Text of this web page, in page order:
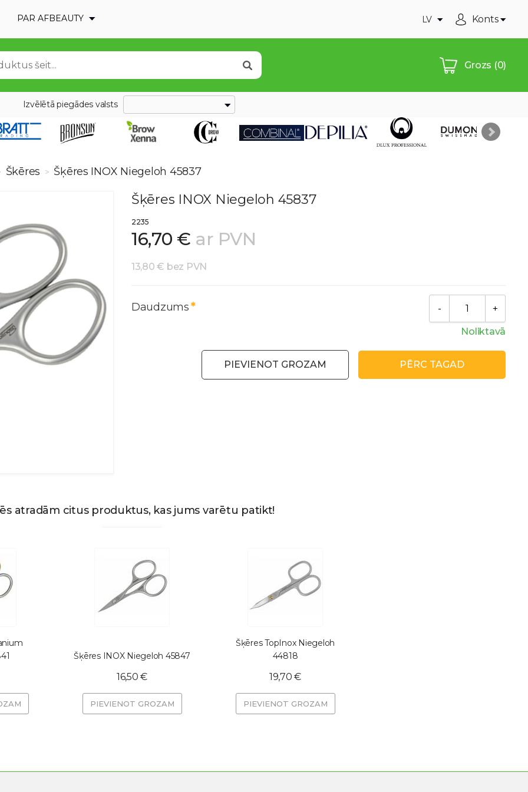
PAR AFBEAUTY LV Konts
Grozs (0)
Izvēlētā piegādes valsts
Škēres > Šķēres INOX Niegeloh 45837
Šķēres INOX Niegeloh 45837
2235
16,70 € ar PVN
13,80 € bez PVN
Daudzums
Noliktavā
PIEVIENOT GROZAM PĒRC TAGAD
atradām citus produktus, kas jums varētu patikt!
Šķēres INOX Niegeloh 45847
16,50 €
PIEVIENOT GROZAM
Šķēres TopInox Niegeloh
44818
19,70 €
PIEVIENOT GROZAM